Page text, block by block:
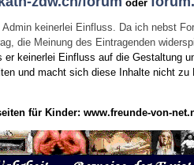
oder
keinerlei Einfluss. Da ich nebst
die Meinung des Eintragenden
keinerlei Einfluss auf die Gestaltung
und macht sich diese Inhalte nicht zu
für Kinder: www.freunde-von-